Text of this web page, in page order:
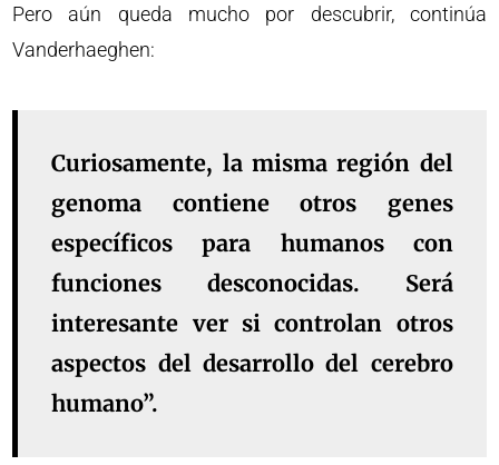
Pero aún queda mucho por descubrir, continúa
Vanderhaeghen:
Curiosamente, la misma región del
genoma contiene otros genes
específicos para humanos con
funciones desconocidas. Será
interesante ver si controlan otros
aspectos del desarrollo del cerebro
humano”.